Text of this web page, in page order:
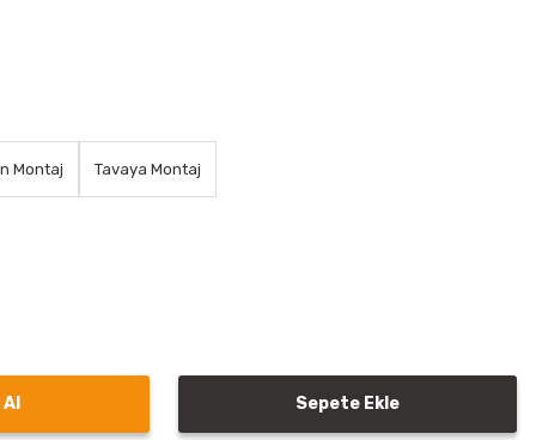
Montaj Tavaya Montaj
Sepete Ekle